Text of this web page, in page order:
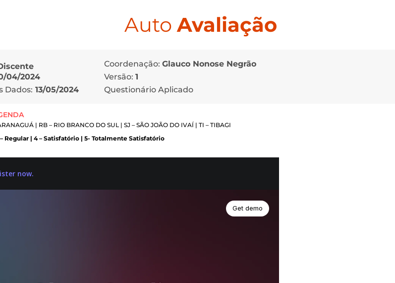
AutoAvaliação
04/2024
Dados: 13/05/2024
Coordenação: Glauco Nonose Negrão
Versão: 1
Questionário Aplicado
| RB – RIO BRANCO DO SUL | SJ – SÃO JOÃO DO IVAÍ | TI – TIBAGI
Regular | 4 – Satisfatório | 5- Totalmente Satisfatório